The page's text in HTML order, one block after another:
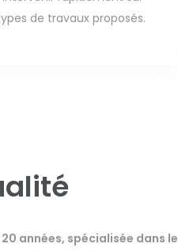
de travaux proposés.
années, spécialisée dans le